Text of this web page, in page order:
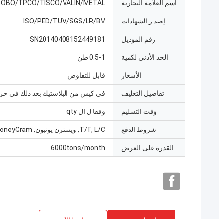
اسم العلامة التجارية TPCO/TISCO/VALIN/METAL
إصدار الشهادات ISO/PED/TUV/SGS/LR/BV
رقم الموديل SN20140408152449181
الحد الأدنى لكمية 0.5-1 طن
الأسعار قابل للتفاوض
تفاصيل التغليف في كيس من البلاستيك بعد ذلك في
وقت التسليم وفقا ل ال qty
شروط الدفع T/T, L/C, ويسترن يونيون, MoneyGram
القدرة على العرض 6000tons/month